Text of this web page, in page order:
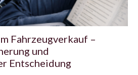
Fahrzeugverkauf –
und
Entscheidung